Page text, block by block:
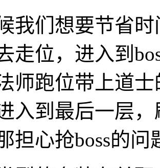
我们想要节省
走位，进入到
师跑位带上道
入到最后一层
担心抢boss的问